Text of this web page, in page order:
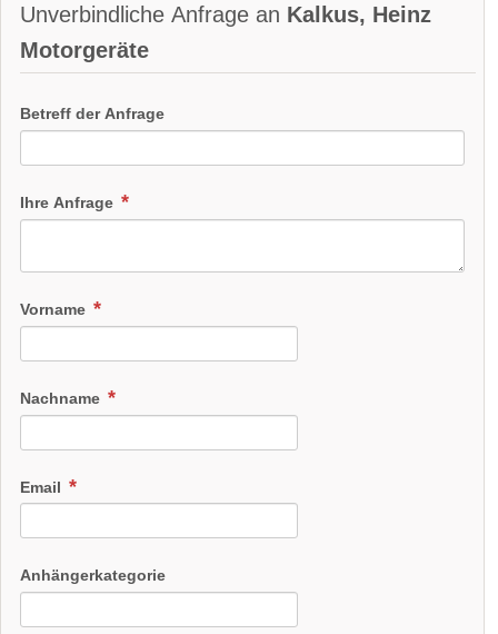
Unverbindliche Anfrage an Kalkus, Heinz
Motorgeräte
Betreff der Anfrage
Ihre Anfrage
Vorname
Nachname
Email
Anhängerkategorie